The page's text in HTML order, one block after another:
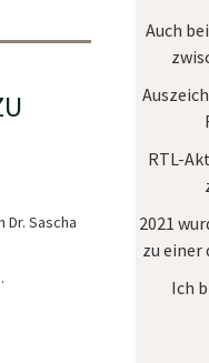
Sascha
Auch
RTL-
2021
zu einer
Ich